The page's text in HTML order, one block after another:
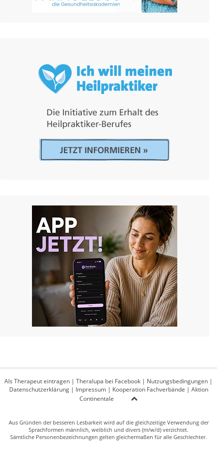
Als Therapeut eintragen | Theralupa bei Facebook | Nutzungsbedingungen |
Datenschutzerklärung| Impressum| Kooperation Fachverbände | Aktion
Continentale
Aus Gründen der besseren Lesbarkeit wird auf die gleichzeitige Verwendung der
Sprachformen männlich, weiblich und divers (m/w/d) verzichtet.
Sämtliche Personenbezeichnungen gelten gleichermaßen für alle Geschlechter.